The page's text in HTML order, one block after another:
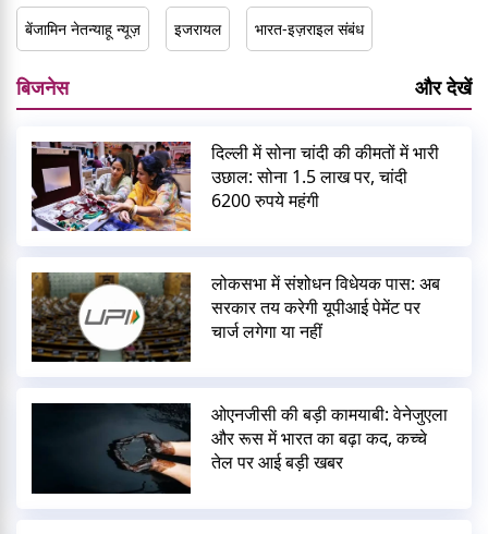
बेंजामिन नेतन्याहू न्यूज़ इजरायल भारत-इज़राइल संबंध
बिजनेस और देखें
दिल्ली में सोना चांदी की कीमतों में भारी
उछाल: सोना 1.5 लाख पर, चांदी
6200 रुपये महंगी
लोकसभा में संशोधन विधेयक पास: अब
सरकार तय करेगी यूपीआई पेमेंट पर
चार्ज लगेगा या नहीं
ओएनजीसी की बड़ी कामयाबी: वेनेजुएला
और रूस में भारत का बढ़ा कद, कच्चे
तेल पर आई बड़ी खबर